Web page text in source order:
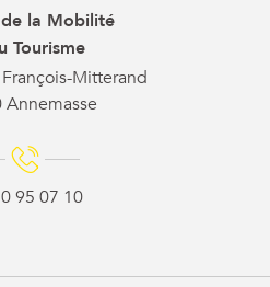
la Mobilité
Tourisme
Mitterand
Annemasse
95 07 10